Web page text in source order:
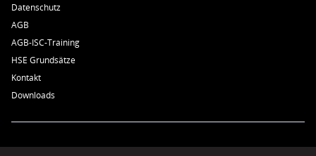
Datenschutz
AGB
AGB-ISC-Training
HSE Grundsätze
Kontakt
Downloads